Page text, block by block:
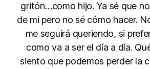
gritón…como hijo. Ya sé que
de mi pero no sé cómo hacer.
me seguirá queriendo, si
como va a ser el día a día.
siento que podemos perder la